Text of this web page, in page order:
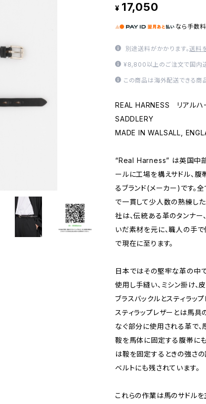
¥ 17,050
なら 手数
別途送料がかかります。送料
¥8,800以上のご注文で国内
この商品は海外配送できる商
REAL HARNESS リアルハ
SADDLERY
MADE IN WALSALL,
“Real Harness” は英国中
ールに工場を構えサドル、
るブランド(メーカー)です。
で一貫して少人数の熟練し
社は、伝統ある革のタンナー
いだ素材を元に、職人の手
で現在に至ります。
日本ではその堅牢な革の中
使用し手縫い、ミシン掛け
ブラスバックルとスティラッ
スティラップレザーとは馬
なぐ部分に使用される革で、
鞍を馬体に固定する腹帯に
は鞍を固定するときの強さ
ベルトにも残されています。
これらの作業は馬のサドル